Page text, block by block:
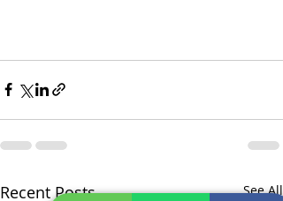
Recent Posts See All